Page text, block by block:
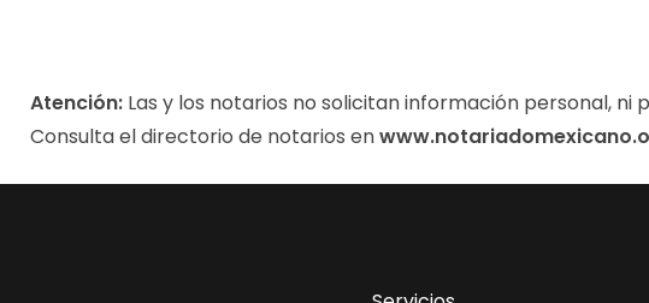
Atención: Las y los notarios no solicitan información personal,
Consulta el directorio de notarios en